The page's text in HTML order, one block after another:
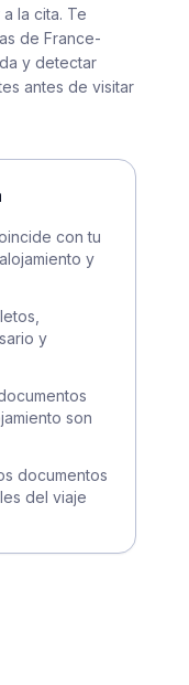
la cita. Te
de France-
y detectar
antes de visitar
con tu
y
y
son
documentos
del viaje